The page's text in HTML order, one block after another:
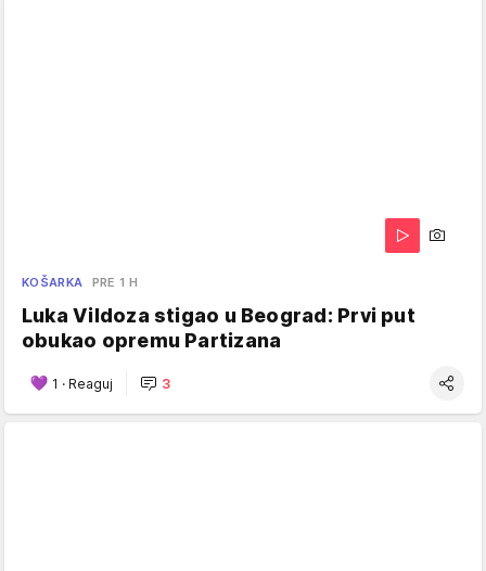
KOŠARKA PRE 1 H
Luka Vildoza stigao u Beograd: Prvi put
obukao opremu Partizana
1 · Reaguj 3